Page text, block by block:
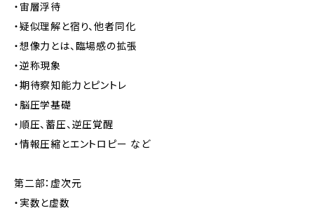
・宙層浮待
・疑似理解と宿り、他者同化
・想像力とは、臨場感の拡張
・逆称現象
・期待察知能力とピントレ
・脳圧学基礎
・順圧、蓄圧、逆圧覚醒
・情報圧縮とエントロピー など
第二部：虚次元
・実数と虚数